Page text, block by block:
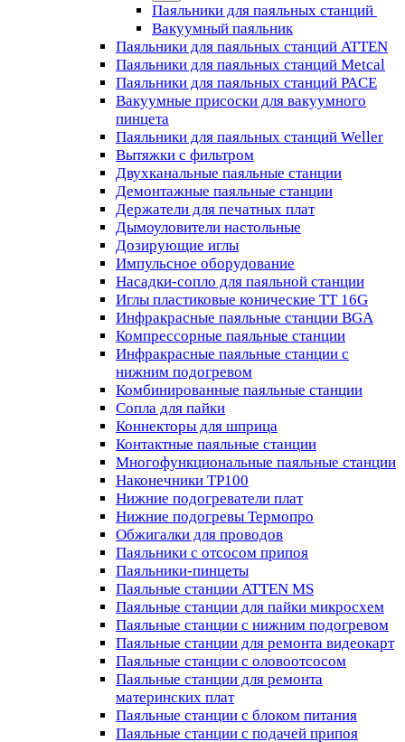
Паяльники для паяльных станций
Вакуумный паяльник
Паяльники для паяльных станций ATTEN
Паяльники для паяльных станций Metcal
Паяльники для паяльных станций PACE
Вакуумные присоски для вакуумного
пинцета
Паяльники для паяльных станций Weller
Вытяжки с фильтром
Двухканальные паяльные станции
Демонтажные паяльные станции
Держатели для печатных плат
Дымоуловители настольные
Дозирующие иглы
Импульсное оборудование
Насадки-сопло для паяльной станции
Иглы пластиковые конические TT 16G
Инфракрасные паяльные станции BGA
Компрессорные паяльные станции
Инфракрасные паяльные станции с
нижним подогревом
Комбинированные паяльные станции
Сопла для пайки
Коннекторы для шприца
Контактные паяльные станции
Многофункциональные паяльные станции
Наконечники TP100
Нижние подогреватели плат
Нижние подогревы Термопро
Обжигалки для проводов
Паяльники с отсосом припоя
Паяльники-пинцеты
Паяльные станции ATTEN MS
Паяльные станции для пайки микросхем
Паяльные станции с нижним подогревом
Паяльные станции для ремонта видеокарт
Паяльные станции с оловоотсосом
Паяльные станции для ремонта
материнских плат
Паяльные станции с блоком питания
Паяльные станции с подачей припоя